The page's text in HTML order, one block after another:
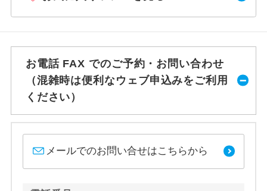
お電話 FAX でのご予約・お問い合わせ
（混雑時は便利なウェブ申込みをご利用
ください）
メールでのお問い合せはこちらから